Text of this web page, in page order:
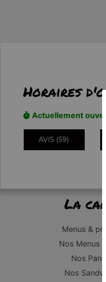
Horaires
Actuellement ouvert
AVIS (59)
La
Menus &
Nos Menus
Nos
Nos